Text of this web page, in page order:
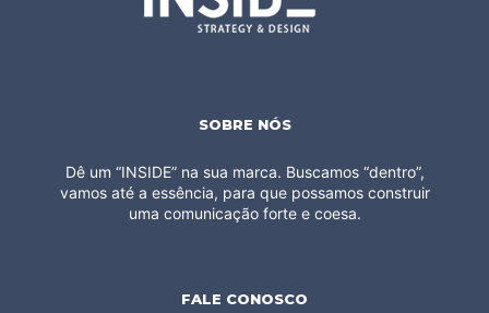
SOBRE NÓS
Dê um “INSIDE” na sua marca. Buscamos “dentro”,
vamos até a essência, para que possamos construir
uma comunicação forte e coesa.
FALE CONOSCO